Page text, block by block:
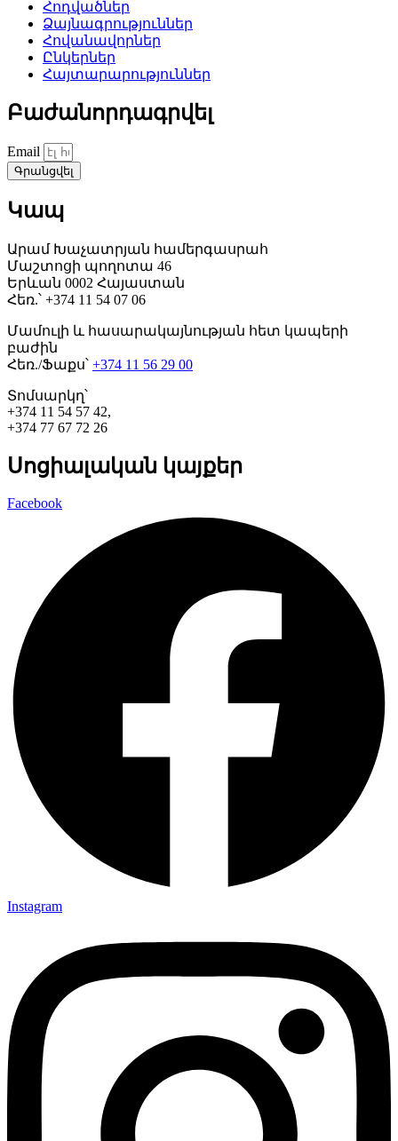
Հոդվածներ
Ձայնագրություններ
Հովանավորներ
Ընկերներ
Հայտարարություններ
Բաժանորդագրվել
Email
Գրանցվել
Կապ
Արամ Խաչատրյան համերգասրահ
Մաշտոցի պողոտա 46
Երևան 0002 Հայաստան
Հեռ.՝ +374 11 54 07 06
Մամուլի և հասարակայնության հետ կապերի
բաժին
Հեռ./Ֆաքս՝ +374 11 56 29 00
Տոմսարկղ՝
+374 11 54 57 42,
+374 77 67 72 26
Սոցիալական կայքեր
Facebook
Instagram